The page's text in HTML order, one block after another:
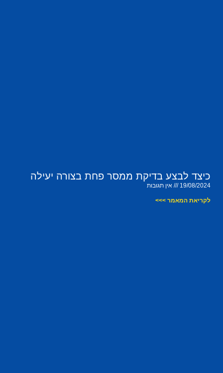
כיצד לבצע בדיקת ממסר פחת בצורה יעילה
19/08/2024 אין תגובות
לקריאת המאמר >>>